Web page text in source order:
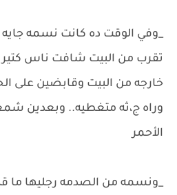
_وفي الوقت ده كانت نسمه
تقرب من البيت شافت ناس كتير
خارجه من البيت وقابضين على
وراه ج،ثه متغطيه.. وبعدين
الأحمر
_ونسمه من الصدمه رجليها